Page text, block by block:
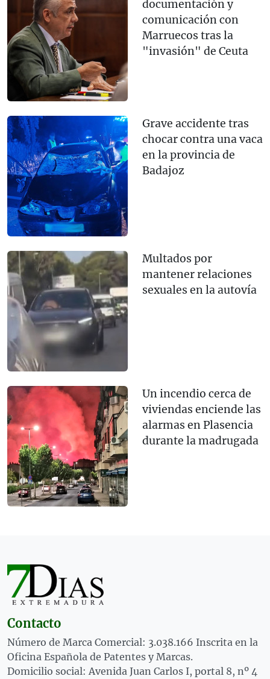
documentación y
comunicación con
Marruecos tras la
"invasión" de Ceuta
Grave accidente tras
chocar contra una vaca
en la provincia de
Badajoz
Multados por
mantener relaciones
sexuales en la autovía
Un incendio cerca de
viviendas enciende las
alarmas en Plasencia
durante la madrugada
Contacto
Número de Marca Comercial: 3.038.166 Inscrita en la
Oficina Española de Patentes y Marcas.
Domicilio social: Avenida Juan Carlos I, portal 8, nº 4